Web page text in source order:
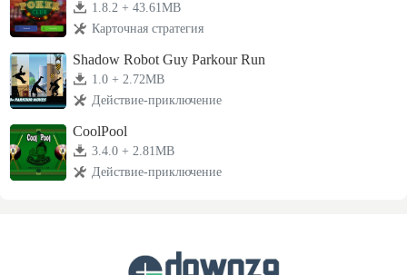
1.8.2 + 43.61MB
Карточная стратегия
Shadow Robot Guy Parkour Run
1.0 + 2.72MB
Действие-приключение
CoolPool
3.4.0 + 2.81MB
Действие-приключение